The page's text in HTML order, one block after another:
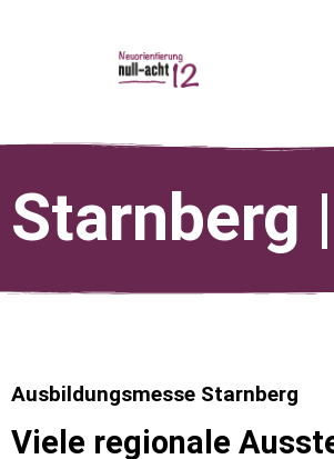
Starnberg
Ausbildungsmesse Starnberg
Viele regionale